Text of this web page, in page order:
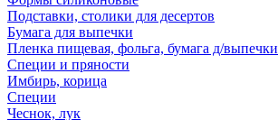
Подставки, столики для десертов
Бумага для выпечки
Пленка пищевая, фольга, бумага д/выпечки
Специи и пряности
Имбирь, корица
Специи
Чеснок, лук